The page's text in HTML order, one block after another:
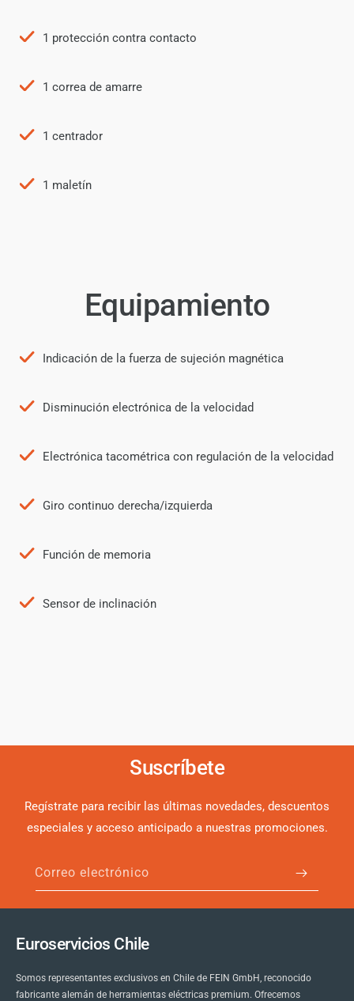
1 protección contra contacto
1 correa de amarre
1 centrador
1 maletín
Equipamiento
Indicación de la fuerza de sujeción magnética
Disminución electrónica de la velocidad
Electrónica tacométrica con regulación de la velocidad
Giro continuo derecha/izquierda
Función de memoria
Sensor de inclinación
Suscríbete
Regístrate para recibir las últimas novedades, descuentos
especiales y acceso anticipado a nuestras promociones.
Correo electrónico
Euroservicios Chile
Somos representantes exclusivos en Chile de FEIN GmbH, reconocido
fabricante alemán de herramientas eléctricas premium. Ofrecemos